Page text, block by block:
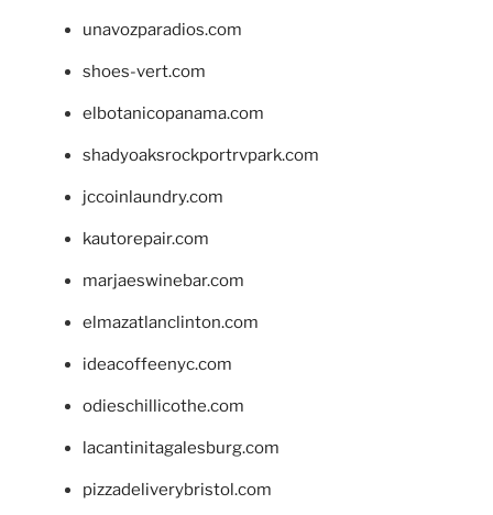
unavozparadios.com
shoes-vert.com
elbotanicopanama.com
shadyoaksrockportrvpark.com
jccoinlaundry.com
kautorepair.com
marjaeswinebar.com
elmazatlanclinton.com
ideacoffeenyc.com
odieschillicothe.com
lacantinitagalesburg.com
pizzadeliverybristol.com